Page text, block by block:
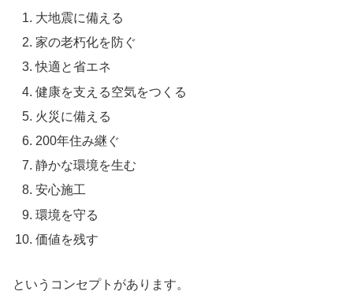
大地震に備える
家の老朽化を防ぐ
快適と省エネ
健康を支える空気をつくる
火災に備える
200年住み継ぐ
静かな環境を生む
安心施工
環境を守る
価値を残す
というコンセプトがあります。